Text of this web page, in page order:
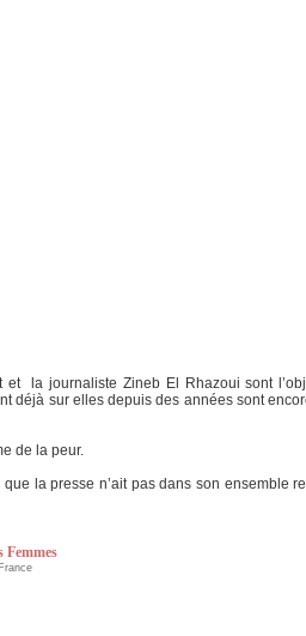
la journaliste Zineb El Rhazoui sont
déjà sur elles depuis des années sont
de la peur.
la presse n’ait pas dans son ensemble